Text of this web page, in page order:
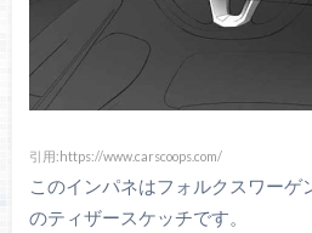
引用:https://www.carscoops.com/
このインパネはフォルクスワーゲ
のティザースケッチです。